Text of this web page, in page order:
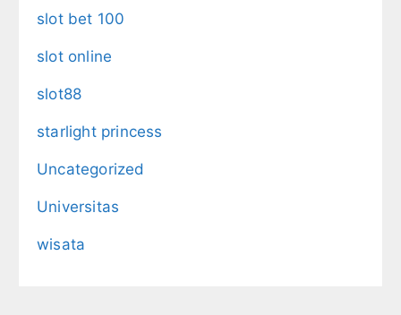
slot bet 100
slot online
slot88
starlight princess
Uncategorized
Universitas
wisata